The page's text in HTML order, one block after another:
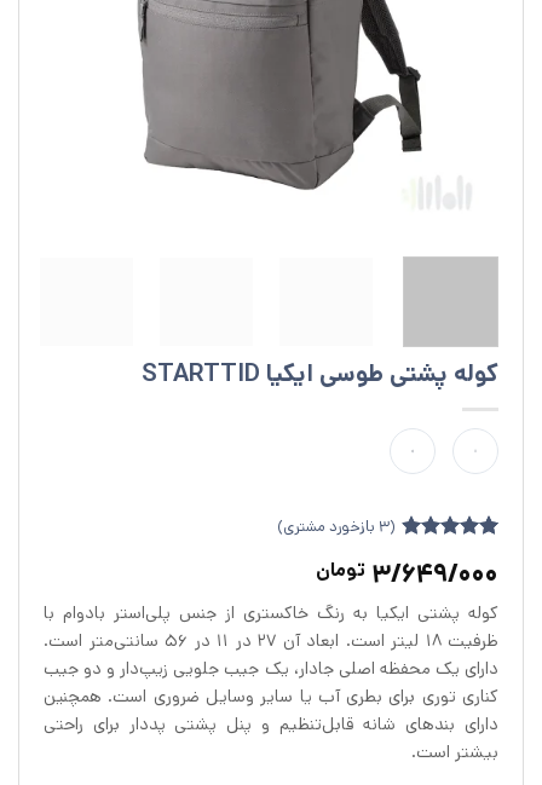
کوله پشتی طوسی ایکیا STARTTID
4.89
از 5
امتیازدهی
مشتری
(
3 بازخورد مشتری)
3/649/000 تومان
کوله پشتی ایکیا به رنگ خاکستری از جنس پلی‌استر بادوام با
ظرفیت ۱۸ لیتر است. ابعاد آن ۲۷ در ۱۱ در ۵۶ سانتی‌متر است.
دارای یک محفظه اصلی جادار، یک جیب جلویی زیپ‌دار و دو جیب
کناری توری برای بطری آب یا سایر وسایل ضروری است. همچنین
دارای بندهای شانه قابل‌تنظیم و پنل پشتی پددار برای راحتی
بیشتر است.